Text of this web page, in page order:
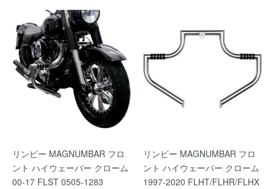
リンビー MAGNUMBAR フロ
ント ハイウェーバー クローム
00-17 FLST 0505-1283
リンビー MAGNUMBAR フロ
ント ハイウェーバー クローム
1997-2020 FLHT/FLHR/FLHX